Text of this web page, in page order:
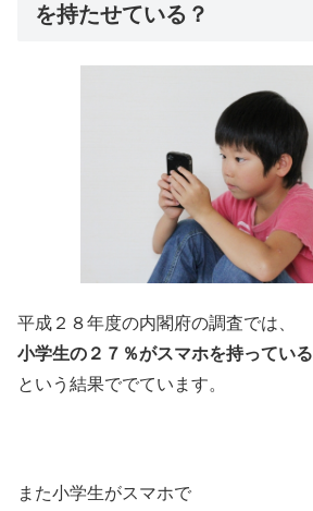
を持たせている？
平成２８年度の内閣府の調査では、
小学生の２７％がスマホを持っている
という結果ででています。
また小学生がスマホで